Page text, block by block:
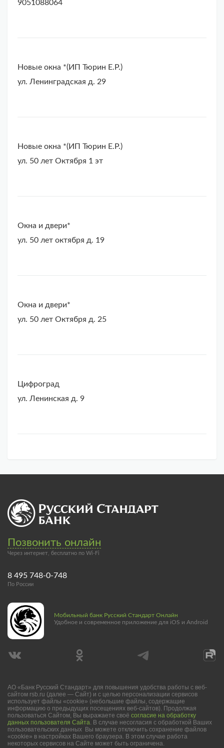
9051088064
Новые окна *(ИП Тюрин Е.Р.)
ул. Ленинградская д. 29
Новые окна *(ИП Тюрин Е.Р.)
ул. 50 лет Октября 1 эт
Окна и двери*
ул. 50 лет октября д. 19
Окна и двери*
ул. 50 лет Октября д. 25
Цифроград
ул. Ленинская д. 9
Позвонить онлайн
Через интернет, бесплатно по Wi-Fi
8 495 748-0-748
По России
Мобильный банк Русский Стандарт Онлайн
Удобное и современное приложение для iOS и Android
АО «Банк Русский Стандарт» для повышения удобства работы с веб-
сайтом rsb.ru (далее — Сайт) и с целью персонализации сервисов
использует файлы «cookie» (небольшие файлы, содержащие
информацию о предыдущих посещениях веб-сайтов). Продолжая
пользоваться Сайтом, Вы выражаете своё согласие на обработку
данных пользователя Сайта. В случае несогласия с обработкой Ваших
пользовательских данных Вы можете отключить сохранение файлов
«cookie» в настройках Вашего браузера. В этом случае работа
некоторых сервисов на Сайте может быть ограничена.